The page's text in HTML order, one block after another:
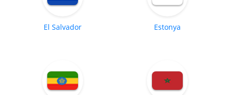
El Salvador Estonya